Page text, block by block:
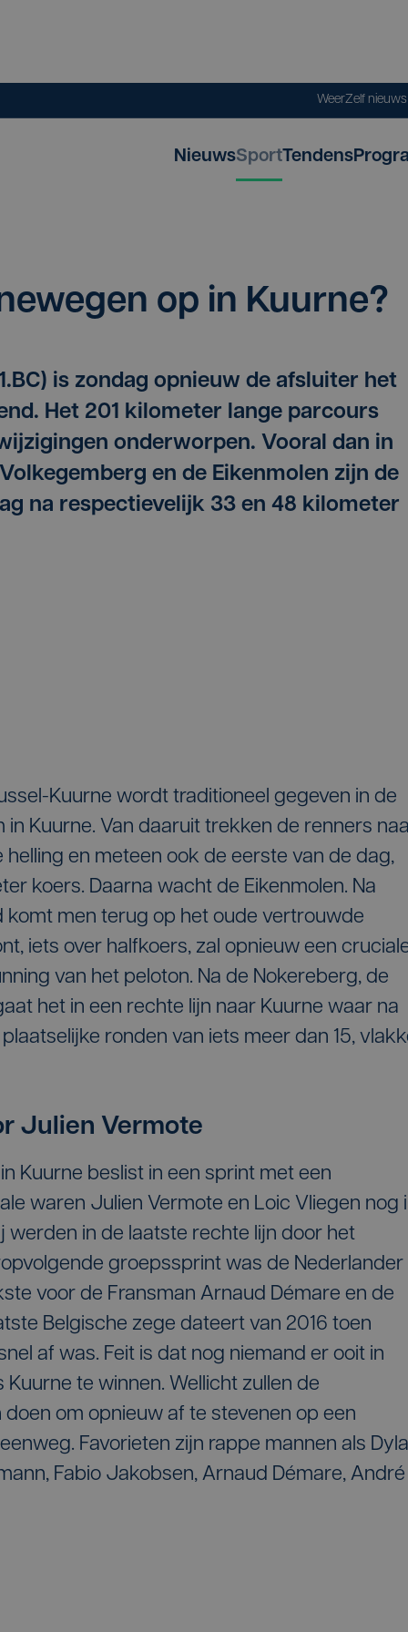
WeerZelf
NieuwsSportTendens
op in Kuurne?
is zondag opnieuw de afsluiter het
Het 201 kilometer lange parcours
onderworpen. Vooral dan in
en de Eikenmolen zijn de
na respectievelijk 33 en 48 kilometer
Kuurne wordt traditioneel gegeven in de
Kuurne. Van daaruit trekken de renners
en meteen ook de eerste van de dag,
koers. Daarna wacht de Eikenmolen. Na
men terug op het oude vertrouwde
iets over halfkoers, zal opnieuw een
van het peloton. Na de Nokereberg, de
het in een rechte lijn naar Kuurne waar na
ronden van iets meer dan 15,
Julien Vermote
Kuurne beslist in een sprint met een
waren Julien Vermote en Loic Vliegen nog
werden in de laatste rechte lijn door het
groepssprint was de Nederlander
voor de Fransman Arnaud Démare en de
Belgische zege dateert van 2016 toen
af was. Feit is dat nog niemand er ooit in
te winnen. Wellicht zullen de
om opnieuw af te stevenen op een
Favorieten zijn rappe mannen als
Fabio Jakobsen, Arnaud Démare, André